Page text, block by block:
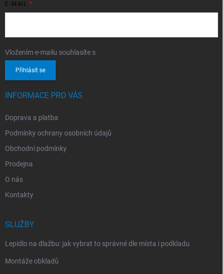
E-MAIL
Vložením e-mailu souhlasíte s
Přihlásit se
INFORMACE PRO VÁS
Doprava a platba
Podmínky ochrany osobních údajů
Obchodní podmínky
Prodejna
O nás
Kontakty
SLUŽBY
Lepidlo na dlažbu: jak vybrat to správné dle místa i podkladu
Montáže obkladů